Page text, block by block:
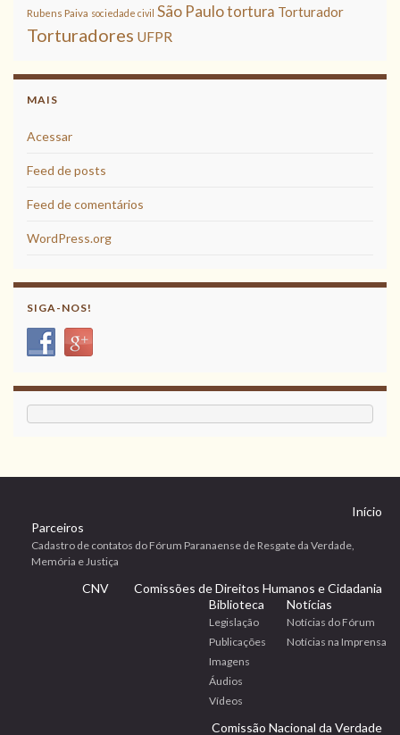
Rubens Paiva sociedade civil São Paulotortura Torturador
Torturadores UFPR
MAIS
Acessar
Feed de posts
Feed de comentários
WordPress.org
SIGA-NOS!
Início
Parceiros
Cadastro de contatos do Fórum Paranaense de Resgate da Verdade,
Memória e Justiça
CNV
Comissões de Direitos Humanos e Cidadania
Biblioteca
Legislação
Publicações
Imagens
Áudios
Vídeos
Notícias
Notícias do Fórum
Notícias na Imprensa
Comissão Nacional da Verdade